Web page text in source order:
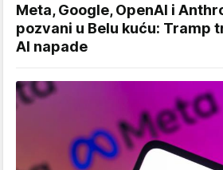
Meta, Google, OpenAI i
pozvani u Belu kuću: Tramp
AI napade